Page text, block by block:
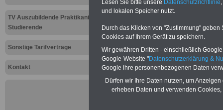
TV Auszubildende Praktikanten
Studierende
Sonstige Tarifverträge
Kontakt
TVöD für
der
Lesen Sie bitte unsere Datenschutzrichtlinie
und lokalen Speicher nutzt.
Durch das Klicken von "Zustimmung"
Cookies auf Ihrem Gerät zu speichern.
Wir gewähren Dritten - einschließlich
Google-Website "Datenschutzerklärung &
Google ihre personenbezogenen Daten
Dürfen wir Ihre Daten nutzen, um
erheben Daten und verwenden